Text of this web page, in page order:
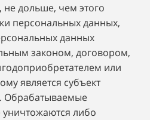
дольше, чем этого
персональных данных,
данных
законом, договором,
или
является субъект
Обрабатываемые
либо